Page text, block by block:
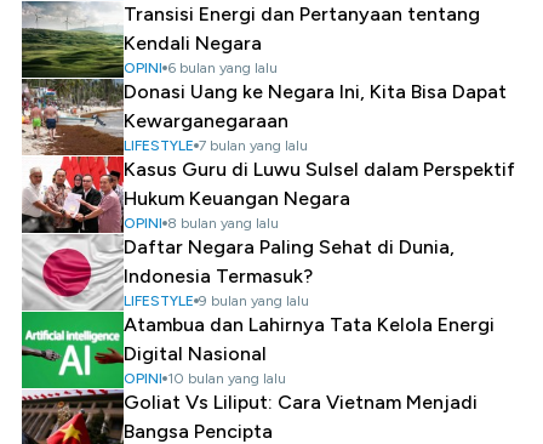
Transisi Energi dan Pertanyaan tentang
Kendali Negara
OPINI 6 bulan yang lalu
Donasi Uang ke Negara Ini, Kita Bisa Dapat
Kewarganegaraan
LIFESTYLE 7 bulan yang lalu
Kasus Guru di Luwu Sulsel dalam Perspektif
Hukum Keuangan Negara
OPINI 8 bulan yang lalu
Daftar Negara Paling Sehat di Dunia,
Indonesia Termasuk?
LIFESTYLE 9 bulan yang lalu
Atambua dan Lahirnya Tata Kelola Energi
Digital Nasional
OPINI 10 bulan yang lalu
Goliat Vs Liliput: Cara Vietnam Menjadi
Bangsa Pencipta